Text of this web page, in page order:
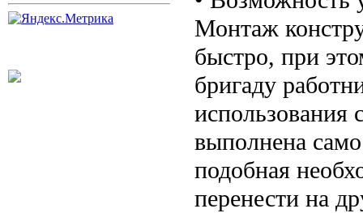
Монтаж
быстро, при
бригаду
использования
выполнена
подобная
перенести на